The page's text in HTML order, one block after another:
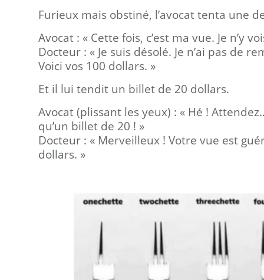
Furieux mais obstiné, l’avocat tenta une
Avocat : « Cette fois, c’est ma vue. Je n’y
Docteur : « Je suis désolé. Je n’ai pas de
Voici vos 100 dollars. »
Et il lui tendit un billet de 20 dollars.
Avocat (plissant les yeux) : « Hé !
qu’un billet de 20 ! »
Docteur : « Merveilleux ! Votre vue est
dollars. »